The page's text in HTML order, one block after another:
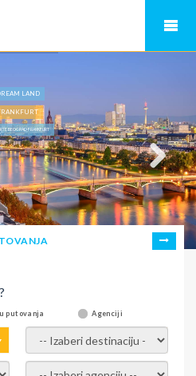
LAND
BEOGRAD FRANKFURT
putovanja Agenciji
- izaberi destinaciju -